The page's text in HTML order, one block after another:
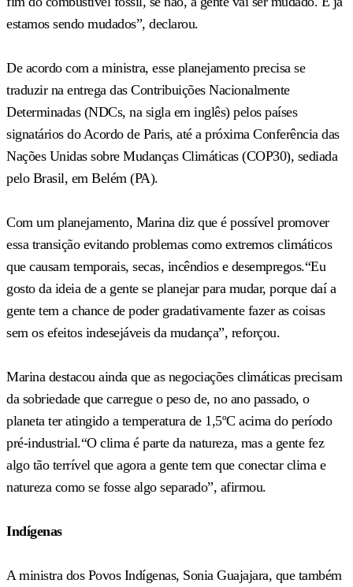
estamos sendo mudados”, declarou.
De acordo com a ministra, esse planejamento precisa se
traduzir na entrega das Contribuições Nacionalmente
Determinadas (NDCs, na sigla em inglês) pelos países
signatários do Acordo de Paris, até a próxima Conferência das
Nações Unidas sobre Mudanças Climáticas (COP30), sediada
pelo Brasil, em Belém (PA).
Com um planejamento, Marina diz que é possível promover
essa transição evitando problemas como extremos climáticos
que causam temporais, secas, incêndios e desempregos.“Eu
gosto da ideia de a gente se planejar para mudar, porque daí a
gente tem a chance de poder gradativamente fazer as coisas
sem os efeitos indesejáveis da mudança”, reforçou.
Marina destacou ainda que as negociações climáticas precisam
da sobriedade que carregue o peso de, no ano passado, o
planeta ter atingido a temperatura de 1,5ºC acima do período
pré-industrial.“O clima é parte da natureza, mas a gente fez
algo tão terrível que agora a gente tem que conectar clima e
natureza como se fosse algo separado”, afirmou.
Indígenas
A ministra dos Povos Indígenas, Sonia Guajajara, que também